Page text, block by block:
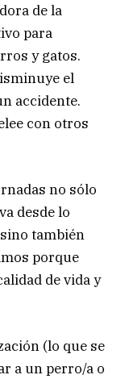
de la
para
y gatos.
el
accidente.
con otros
no sólo
desde lo
también
porque
de vida y
(lo que se
a un perro/a o